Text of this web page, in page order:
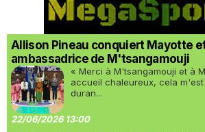
Allison Pineau conquiert Mayotte
ambassadrice de M'tsangamouji
« Merci à M'tsangamouji et à
accueil chaleureux, cela
duran...
22/06/2026 13:00